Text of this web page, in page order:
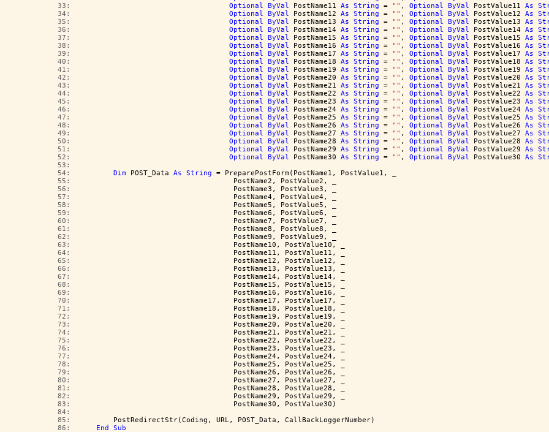
  33:
Optional ByVal PostName11 As String = "" , Optional ByVal PostValue11 As
  34:
Optional ByVal PostName12 As String = "" , Optional ByVal PostValue12 As
  35:
Optional ByVal PostName13 As String = "" , Optional ByVal PostValue13 As
  36:
Optional ByVal PostName14 As String = "" , Optional ByVal PostValue14 As
  37:
Optional ByVal PostName15 As String = "" , Optional ByVal PostValue15 As
  38:
Optional ByVal PostName16 As String = "" , Optional ByVal PostValue16 As
  39:
Optional ByVal PostName17 As String = "" , Optional ByVal PostValue17 As
  40:
Optional ByVal PostName18 As String = "" , Optional ByVal PostValue18 As
  41:
Optional ByVal PostName19 As String = "" , Optional ByVal PostValue19 As
  42:
Optional ByVal PostName20 As String = "" , Optional ByVal PostValue20 As
  43:
Optional ByVal PostName21 As String = "" , Optional ByVal PostValue21 As
  44:
Optional ByVal PostName22 As String = "" , Optional ByVal PostValue22 As
  45:
Optional ByVal PostName23 As String = "" , Optional ByVal PostValue23 As
  46:
Optional ByVal PostName24 As String = "" , Optional ByVal PostValue24 As
  47:
Optional ByVal PostName25 As String = "" , Optional ByVal PostValue25 As
  48:
Optional ByVal PostName26 As String = "" , Optional ByVal PostValue26 As
  49:
Optional ByVal PostName27 As String = "" , Optional ByVal PostValue27 As
  50:
Optional ByVal PostName28 As String = "" , Optional ByVal PostValue28 As
  51:
Optional ByVal PostName29 As String = "" , Optional ByVal PostValue29 As
  52:
Optional ByVal PostName30 As String = "" , Optional ByVal PostValue30 As
  53:
  54:
Dim POST_Data As String = PreparePostForm(PostName1, PostValue1, _
  55:
                                    PostName2, PostValue2, _
  56:
                                    PostName3, PostValue3, _
  57:
                                    PostName4, PostValue4, _
  58:
                                    PostName5, PostValue5, _
  59:
                                    PostName6, PostValue6, _
  60:
                                    PostName7, PostValue7, _
  61:
                                    PostName8, PostValue8, _
  62:
                                    PostName9, PostValue9, _
  63:
                                    PostName10, PostValue10, _
  64:
                                    PostName11, PostValue11, _
  65:
                                    PostName12, PostValue12, _
  66:
                                    PostName13, PostValue13, _
  67:
                                    PostName14, PostValue14, _
  68:
                                    PostName15, PostValue15, _
  69:
                                    PostName16, PostValue16, _
  70:
                                    PostName17, PostValue17, _
  71:
                                    PostName18, PostValue18, _
  72:
                                    PostName19, PostValue19, _
  73:
                                    PostName20, PostValue20, _
  74:
                                    PostName21, PostValue21, _
  75:
                                    PostName22, PostValue22, _
  76:
                                    PostName23, PostValue23, _
  77:
                                    PostName24, PostValue24, _
  78:
                                    PostName25, PostValue25, _
  79:
                                    PostName26, PostValue26, _
  80:
                                    PostName27, PostValue27, _
  81:
                                    PostName28, PostValue28, _
  82:
                                    PostName29, PostValue29, _
  83:
                                    PostName30, PostValue30)
  84:
  85:
        PostRedirectStr(Coding, URL, POST_Data, CallBackLoggerNumber)
  86:
End
Sub